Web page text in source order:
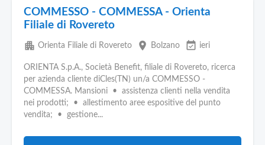
COMMESSO - COMMESSA - Orienta
Filiale di Rovereto
apartment Orienta Filiale di Rovereto place Bolzano event_available ieri
ORIENTA S.p.A., Società Benefit, filiale di Rovereto, ricerca
per azienda cliente diCles(TN) un/a COMMESSO -
COMMESSA. Mansioni • assistenza clienti nella vendita
nei prodotti; • allestimento aree espositive del punto
vendita; • gestione...